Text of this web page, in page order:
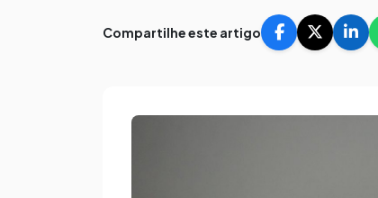
Compartilhe este artigo